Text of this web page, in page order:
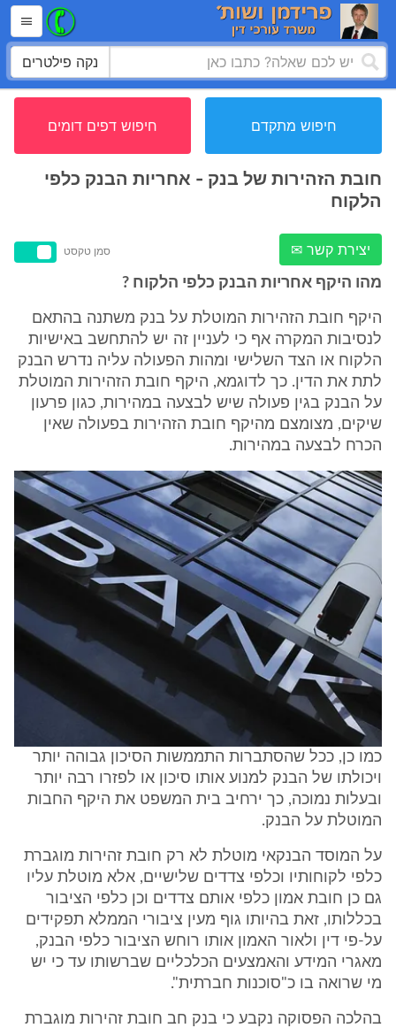
נקה פילטרים
חיפוש מתקדם חיפוש דפים דומים
חובת הזהירות של בנק - אחריות הבנק כלפי
הלקוח
יצירת קשר ✉ סמן טקסט
מהו היקף אחריות הבנק כלפי הלקוח ?
היקף חובת הזהירות המוטלת על בנק משתנה בהתאם
לנסיבות המקרה אף כי לעניין זה יש להתחשב באישיות
הלקוח או הצד השלישי ומהות הפעולה עליה נדרש הבנק
לתת את הדין. כך לדוגמא, היקף חובת הזהירות המוטלת
על הבנק בגין פעולה שיש לבצעה במהירות, כגון פרעון
שיקים, מצומצם מהיקף חובת הזהירות בפעולה שאין
הכרח לבצעה במהירות.
כמו כן, ככל שהסתברות התממשות הסיכון גבוהה יותר
ויכולתו של הבנק למנוע אותו סיכון או לפזרו רבה יותר
ובעלות נמוכה, כך ירחיב בית המשפט את היקף החבות
המוטלת על הבנק.
על המוסד הבנקאי מוטלת לא רק חובת זהירות מוגברת
כלפי לקוחותיו וכלפי צדדים שלישיים, אלא מוטלת עליו
גם כן חובת אמון כלפי אותם צדדים וכן כלפי הציבור
בכללותו, זאת בהיותו גוף מעין ציבורי הממלא תפקידים
על-פי דין ולאור האמון אותו רוחש הציבור כלפי הבנק,
מאגרי המידע והאמצעים הכלכליים שברשותו עד כי יש
מי שרואה בו כ"סוכנות חברתית".
בהלכה הפסוקה נקבע כי בנק חב חובת זהירות מוגברת